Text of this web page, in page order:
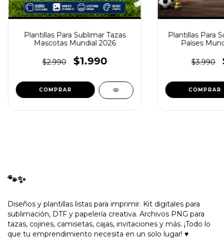
Plantillas Para Sublimar Tazas
Mascotas Mundial 2026
$2.990 $1.990
Plantillas Para
Países
$3.990
🐾✨
Diseños y plantillas listas para imprimir. Kit digitales para
sublimación, DTF y papelería creativa. Archivos PNG para
tazas, cojines, camisetas, cajas, invitaciones y más. ¡Todo lo
que tu emprendimiento necesita en un solo lugar! ♥